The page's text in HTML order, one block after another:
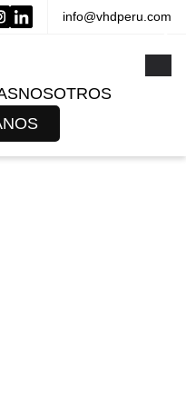
info@vhdperu.com
NOSOTROS